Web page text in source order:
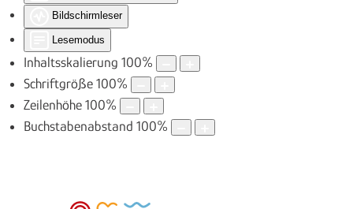
Bildschirmleser
Lesemodus
Inhaltsskalierung 100%
Schriftgröße 100%
Zeilenhöhe 100%
Buchstabenabstand 100%